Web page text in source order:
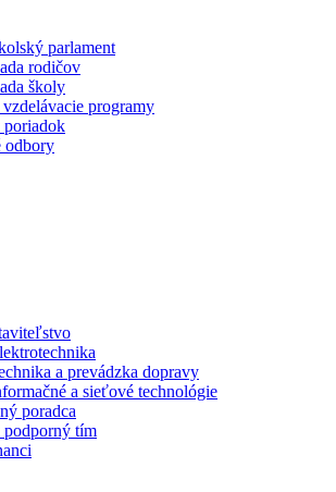
parlament
rodičov
školy
programy
poriadok
odbory
a prevádzka dopravy
a sieťové technológie
poradca
podporný tím